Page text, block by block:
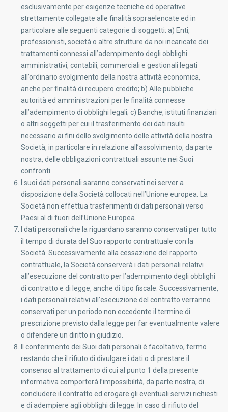
esclusivamente per esigenze tecniche ed operative
strettamente collegate alle finalità sopraelencate ed in
particolare alle seguenti categorie di soggetti: a) Enti,
professionisti, società o altre strutture da noi incaricate dei
trattamenti connessi all’adempimento degli obblighi
amministrativi, contabili, commerciali e gestionali legati
all’ordinario svolgimento della nostra attività economica,
anche per finalità di recupero credito; b) Alle pubbliche
autorità ed amministrazioni per le finalità connesse
all’adempimento di obblighi legali; c) Banche, istituti finanziari
o altri soggetti per cui il trasferimento dei dati risulti
necessario ai fini dello svolgimento delle attività della nostra
Società, in particolare in relazione all’assolvimento, da parte
nostra, delle obbligazioni contrattuali assunte nei Suoi
confronti.
I suoi dati personali saranno conservati nei server a
disposizione della Società collocati nell’Unione europea. La
Società non effettua trasferimenti di dati personali verso
Paesi al di fuori dell’Unione Europea.
I dati personali che la riguardano saranno conservati per tutto
il tempo di durata del Suo rapporto contrattuale con la
Società. Successivamente alla cessazione del rapporto
contrattuale, la Società conserverà i dati personali relativi
all’esecuzione del contratto per l’adempimento degli obblighi
di contratto e di legge, anche di tipo fiscale. Successivamente,
i dati personali relativi all’esecuzione del contratto verranno
conservati per un periodo non eccedente il termine di
prescrizione previsto dalla legge per far eventualmente valere
o difendere un diritto in giudizio.
Il conferimento dei Suoi dati personali è facoltativo, fermo
restando che il rifiuto di divulgare i dati o di prestare il
consenso al trattamento di cui al punto 1 della presente
informativa comporterà l’impossibilità, da parte nostra, di
concludere il contratto ed erogare gli eventuali servizi richiesti
e di adempiere agli obblighi di legge. In caso di rifiuto del